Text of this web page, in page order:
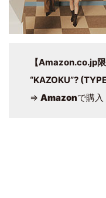
【Amazon.co.jp
“KAZOKU”?
⇒ Amazonで購入